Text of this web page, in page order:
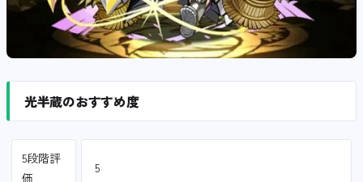
光半蔵のおすすめ度
5段階評
価
5